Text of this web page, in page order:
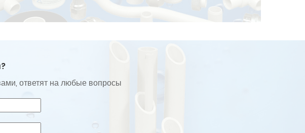
ответят на любые вопросы